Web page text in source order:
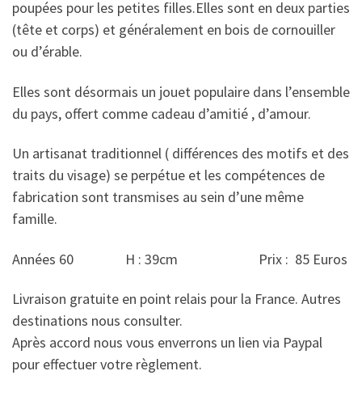
poupées pour les petites filles.Elles sont en deux parties
(tête et corps) et généralement en bois de cornouiller
ou d’érable.
Elles sont désormais un jouet populaire dans l’ensemble
du pays, offert comme cadeau d’amitié , d’amour.
Un artisanat traditionnel ( différences des motifs et des
traits du visage) se perpétue et les compétences de
fabrication sont transmises au sein d’une même
famille.
Années 60 H : 39cm Prix : 85 Euros
Livraison gratuite en point relais pour la France. Autres
destinations nous consulter.
Après accord nous vous enverrons un lien via Paypal
pour effectuer votre règlement.